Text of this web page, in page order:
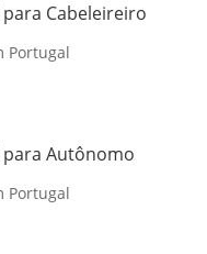
Cabeleireiro
Portugal
Autônomo
Portugal